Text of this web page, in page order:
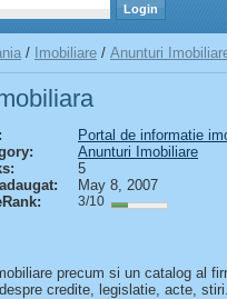
/ Imobiliare / Anunturi
Portal de informatie
Anunturi Imobiliare
5
May 8, 2007
3/10
precum si un catalog al
credite, legislatie, acte, stiri.